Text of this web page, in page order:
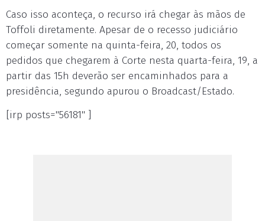
Caso isso aconteça, o recurso irá chegar às mãos de
Toffoli diretamente. Apesar de o recesso judiciário
começar somente na quinta-feira, 20, todos os
pedidos que chegarem à Corte nesta quarta-feira, 19, a
partir das 15h deverão ser encaminhados para a
presidência, segundo apurou o Broadcast/Estado.
[irp posts="56181" ]